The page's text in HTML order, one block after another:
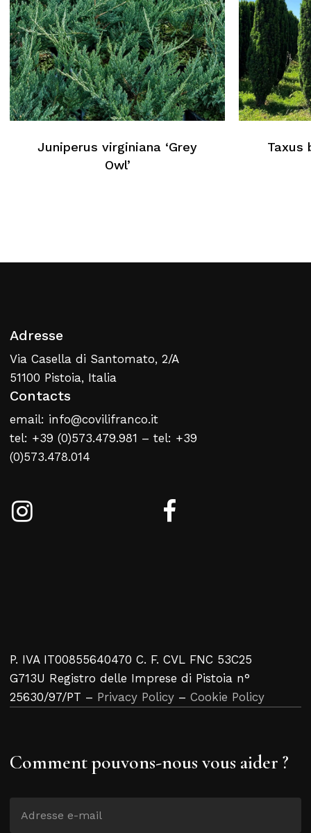
Aucun produit dans le
Juniperus virginiana ‘Grey
Owl’
Taxus
Adresse
Via Casella di Santomato, 2/A
51100 Pistoia, Italia
Contacts
email: info@covilifranco.it
tel: +39 (0)573.479.981 – tel: +39
(0)573.478.014
P. IVA IT00855640470 C. F. CVL FNC 53C25
G713U Registro delle Imprese di Pistoia n°
25630/97/PT – Privacy Policy – Cookie Policy
Comment pouvons-nous vous aider ?